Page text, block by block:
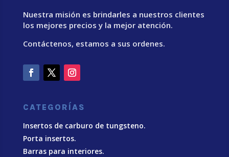
Nuestra misión es brindarles a nuestros clientes
los mejores precios y la mejor atención.
Contáctenos, estamos a sus ordenes.
CATEGORÍAS
Insertos de carburo de tungsteno.
Porta insertos.
Barras para interiores.